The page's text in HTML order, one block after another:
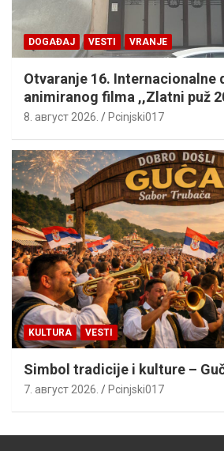
DOGAĐAJ VESTI VRANJE
Otvaranje 16. Internacionalne
animiranog filma ,,Zlatni puž
8. август 2026. Pcinjski017
KULTURA VESTI
Simbol tradicije i kulture –
7. август 2026. Pcinjski017